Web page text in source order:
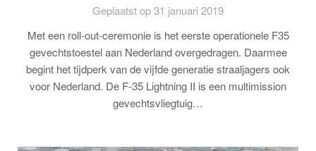
Geplaatst op 31 januari 2019
Met een roll-out-ceremonie is het eerste operationele F35
gevechtstoestel aan Nederland overgedragen. Daarmee
begint het tijdperk van de vijfde generatie straaljagers ook
voor Nederland. De F-35 Lightning II is een multimission
gevechtsvliegtuig…